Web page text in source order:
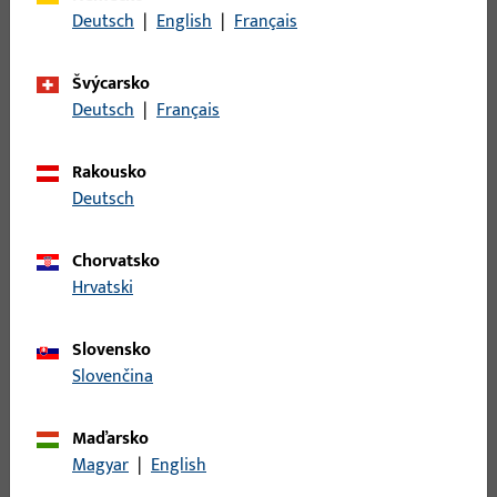
Popis povrchu
Pro získání informací o ceně nebo objednávku zboží se
Deutsch | English | Français
Švýcarsko
Deutsch | Français
Rakousko
Deutsch
Chorvatsko
Hrvatski
Slovensko
Slovenčina
Maďarsko
Magyar | English